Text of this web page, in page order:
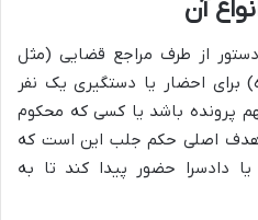
آن
از طرف مراجع قضایی (مثل
برای احضار یا دستگیری یک نفر
پرونده باشد یا کسی که محکوم
هدف اصلی حکم جلب این است که
دادسرا حضور پیدا کند تا به